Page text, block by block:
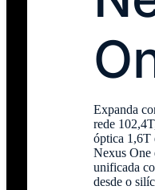
Expanda
rede
óptica 1,6T
Nexus One
unificada
desde o